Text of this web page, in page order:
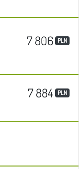
7 806 PLN
7 884 PLN